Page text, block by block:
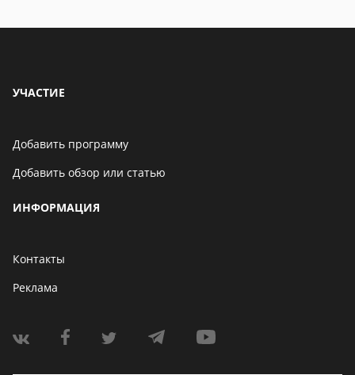
УЧАСТИЕ
Добавить программу
Добавить обзор или статью
ИНФОРМАЦИЯ
Контакты
Реклама